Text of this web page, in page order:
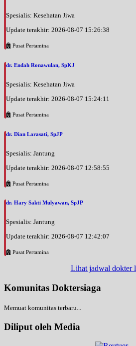
Spesialis: Kesehatan Jiwa
Update terakhir: 2026-08-07 15:26:38
Pusat Pertamina
dr. Endah Ronawulan, SpKJ
Spesialis: Kesehatan Jiwa
Update terakhir: 2026-08-07 15:24:11
Pusat Pertamina
dr. Dian Larasati, SpJP
Spesialis: Jantung
Update terakhir: 2026-08-07 12:58:55
Pusat Pertamina
dr. Hary Sakti Mulyawan, SpJP
Spesialis: Jantung
Update terakhir: 2026-08-07 12:42:07
Pusat Pertamina
Lihat jadwal dokter
Komunitas Doktersiaga
Memuat komunitas terbaru...
Diliput oleh Media